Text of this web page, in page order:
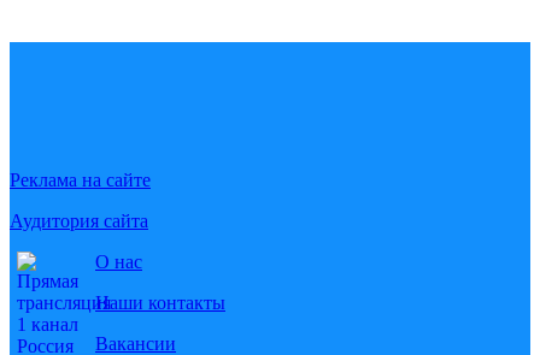
Реклама на сайте
Аудитория сайта
О нас
Наши контакты
Вакансии